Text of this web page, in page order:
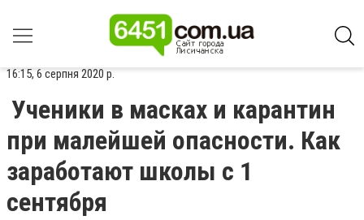
16:15, 6 серпня 2020 р.
Ученики в масках и карантин
при малейшей опасности. Как
заработают школы с 1
сентября